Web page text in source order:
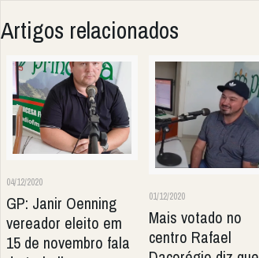
Artigos relacionados
04/12/2020
GP: Janir Oenning
vereador eleito em
15 de novembro fala
01/12/2020
Mais votado no
centro Rafael